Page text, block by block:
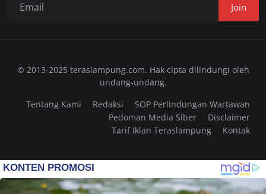
Join
© 2013-2025 teraslampung.com. Hak cipta dilindungi oleh
undang-undang.
Tentang Kami
Redaksi
SOP Perlindungan Wartawan
Pedoman Media Siber
Disclaimer
Tarif Iklan Teraslampung
Kontak